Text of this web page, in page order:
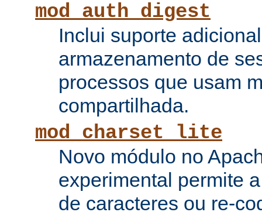
mod_auth_digest
Inclui suporte
armazenamento de
processos que usam
compartilhada.
mod_charset_lite
Novo módulo no
experimental permite
de caracteres ou re-